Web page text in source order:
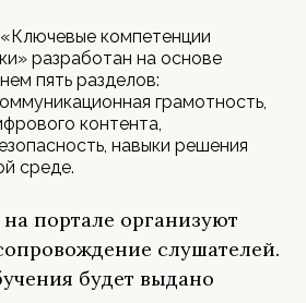
компетенции
разработан на основе
пять разделов:
грамотность,
контента,
навыки решения
среде.
портале организуют
слушателей.
будет выдано